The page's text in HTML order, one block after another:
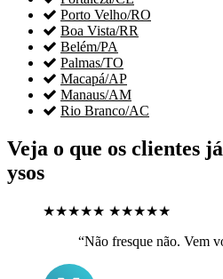
 Porto Velho/RO
 Boa Vista/RR
 Belém/PA
 Palmas/TO
 Macapá/AP
 Manaus/AM
 Rio Branco/AC
Veja o que os clientes
ysos
★★★★★ ★★★★★
“Não fresque não. Vem